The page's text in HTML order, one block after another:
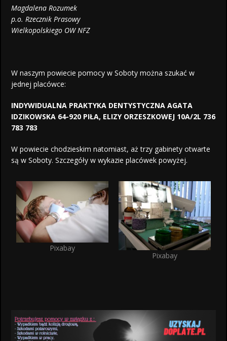
Magdalena Rozumek
p.o. Rzecznik Prasowy
Wielkopolskiego OW NFZ
W naszym powiecie pomocy w Soboty można szukać w
jednej placówce:
INDYWIDUALNA PRAKTYKA DENTYSTYCZNA AGATA
IDZIKOWSKA 64-920 PIŁA, ELIZY ORZESZKOWEJ 10A/2L 736
783 783
W powiecie chodzieskim natomiast, aż trzy gabinety otwarte
są w Soboty. Szczegóły w wykazie placówek powyżej.
Pixabay
Pixabay